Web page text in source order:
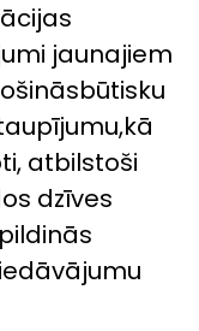
ācijas
jaunajiem
būtisku
u,kā
i, atbilstoši
dzīves